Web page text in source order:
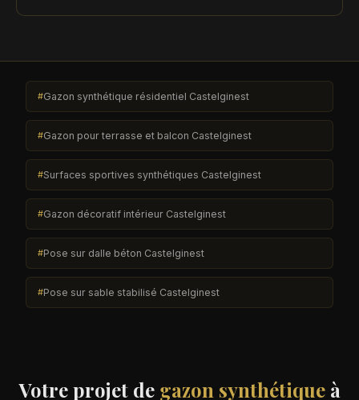
Gazon synthétique résidentiel Castelginest
Gazon pour terrasse et balcon Castelginest
Surfaces sportives synthétiques Castelginest
Gazon décoratif intérieur Castelginest
Pose sur dalle béton Castelginest
Pose sur sable stabilisé Castelginest
Votre projet de gazon synthétiqueà